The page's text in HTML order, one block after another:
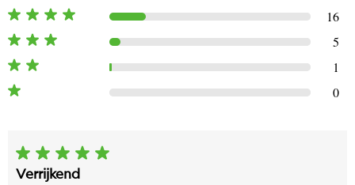
16
5
1
0
Verrijkend